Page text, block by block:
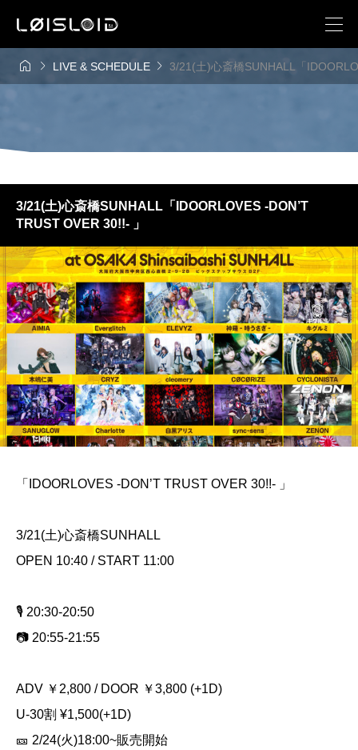
  LIVE & SCHEDULE  3/21(土)心斎橋SUNHALL「
3/21(土)心斎橋SUNHALL「IDOORLOVES -DON’T
TRUST OVER 30!!- 」
「IDOORLOVES -DON’T TRUST OVER 30!!- 」
3/21(土)心斎橋SUNHALL
OPEN 10:40 / START 11:00
🎙️ 20:30-20:50
📷 20:55-21:55
ADV ￥2,800 / DOOR ￥3,800 (+1D)
U-30割 ¥1,500(+1D)
🎫 2/24(火)18:00~販売開始